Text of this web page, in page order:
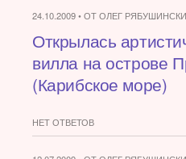
24.10.2009 • ОТ ОЛЕГ
Открылась
вилла на острове
(Карибское море)
НЕТ ОТВЕТОВ